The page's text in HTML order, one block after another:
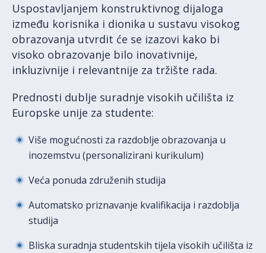
Uspostavljanjem konstruktivnog dijaloga
između korisnika i dionika u sustavu visokog
obrazovanja utvrdit će se izazovi kako bi
visoko obrazovanje bilo inovativnije,
inkluzivnije i relevantnije za tržište rada.
Prednosti dublje suradnje visokih učilišta iz
Europske unije za studente:
Više mogućnosti za razdoblje obrazovanja u
inozemstvu (personalizirani kurikulum)
Veća ponuda združenih studija
Automatsko priznavanje kvalifikacija i razdoblja
studija
Bliska suradnja studentskih tijela visokih učilišta iz